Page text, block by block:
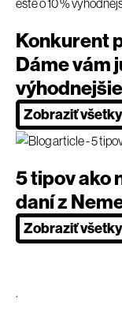
Konkurent
Dáme vám
Zobraziť
5 tipov ako
daní z
Zobraziť
.